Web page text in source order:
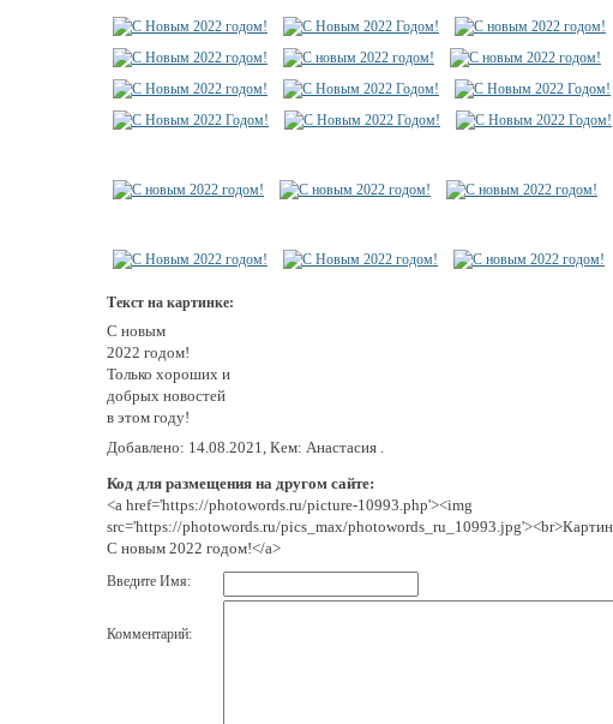
Текст на картинке:
С новым
2022 годом!
Только хороших и
добрых новостей
в этом году!
Добавлено: 14.08.2021, Кем: Анастасия .
Код для размещения на другом сайте:
<a href='https://photowords.ru/picture-10993.php'><img
src='https://photowords.ru/pics_max/
С новым 2022 годом!</a>
Введите Имя:
Комментарий: